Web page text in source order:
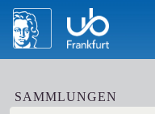
SAMMLUNGEN